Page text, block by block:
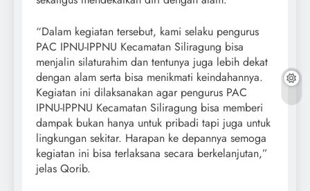
“Dalam kegiatan tersebut, kami selaku pengurus
PAC IPNU-IPPNU Kecamatan Siliragung bisa
menjalin silaturahim dan tentunya juga lebih dekat
dengan alam serta bisa menikmati keindahannya.
Kegiatan ini dilaksanakan agar pengurus PAC
IPNU-IPPNU Kecamatan Siliragung bisa memberi
dampak bukan hanya untuk pribadi tapi juga untuk
lingkungan sekitar. Harapan ke depannya semoga
kegiatan ini bisa terlaksana secara berkelanjutan,”
jelas Qorib.